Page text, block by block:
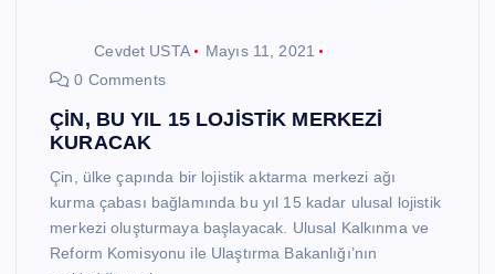
Cevdet USTA
Mayıs 11, 2021
0 Comments
ÇİN, BU YIL 15 LOJİSTİK MERKEZİ
KURACAK
Çin, ülke çapında bir lojistik aktarma merkezi ağı
kurma çabası bağlamında bu yıl 15 kadar ulusal lojistik
merkezi oluşturmaya başlayacak. Ulusal Kalkınma ve
Reform Komisyonu ile Ulaştırma Bakanlığı’nın